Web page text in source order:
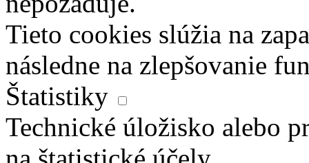
Tieto cookies slúžia na
následne na zlepšovanie
Štatistiky
Technické úložisko alebo